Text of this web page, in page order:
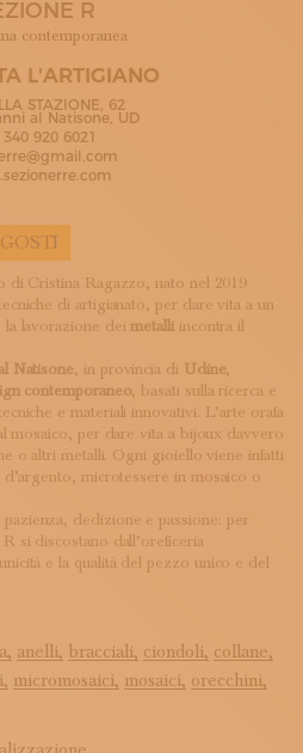
R
contemporanea
L'ARTIGIANO
STAZIONE, 62
al Natisone, UD
340 920 6021
di Cristina Ragazzo, nato nel 2019
di artigianato, per dare vita a un
la lavorazione deimetalliincontra il
Natisone, in provincia di Udine,
contemporaneo, basati sulla ricerca e
e materiali innovativi. L’arte orafa
mosaico, per dare vita a bijoux davvero
o altri metalli. Ogni gioiello viene infatti
microtessere in mosaico o
dedizione e passione: per
si discostano dall’oreficeria
e la qualità del pezzo unico e del
anelli, bracciali, ciondoli, collane,
micromosaici, mosaici, orecchini,